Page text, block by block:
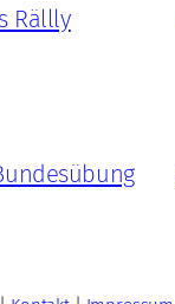
Rällly